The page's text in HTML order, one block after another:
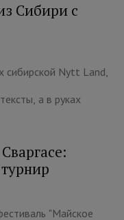
Сибири с
сибирской Nytt Land,
а в руках
"Майское